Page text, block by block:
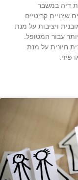
דיה במשבר
שינויים קריטיים
ויציבות על מנת
עבור המטופל.
חיונית על מנת
פיזי.